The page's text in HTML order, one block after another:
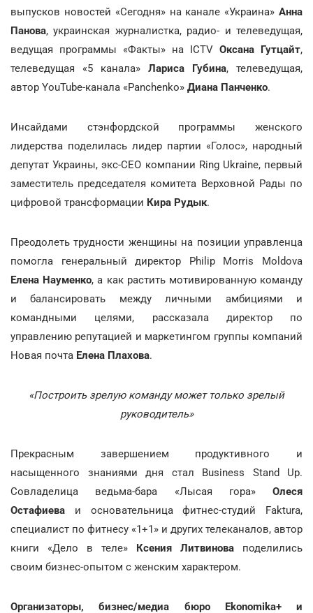
выпусков новостей «Сегодня» на канале «Украина» Анна
Панова, украинская журналистка, радио- и телеведущая,
ведущая программы «Факты» на ICTV Оксана Гутцайт,
телеведущая «5 канала» Лариса Губина, телеведущая,
автор YouTube-канала «Panchenko» Диана Панченко.
Инсайдами стэнфордской программы женского
лидерства поделилась лидер партии «Голос», народный
депутат Украины, экс-CEO компании Ring Ukraine, первый
заместитель председателя комитета Верховной Рады по
цифровой трансформации Кира Рудык.
Преодолеть трудности женщины на позиции управленца
помогла генеральный директор Philip Morris Moldova
Елена Науменко, а как растить мотивированную команду
и балансировать между личными амбициями и
командными целями, рассказала директор по
управлению репутацией и маркетингом группы компаний
Новая почта Елена Плахова.
«Построить зрелую команду может только зрелый
руководитель»
Прекрасным завершением продуктивного и
насыщенного знаниями дня стал Business Stand Up.
Совладелица ведьма-бара «Лысая гора» Олеся
Остафиева и основательница фитнес-студий Faktura,
специалист по фитнесу «1+1» и других телеканалов, автор
книги «Дело в теле» Ксения Литвинова поделились
своим бизнес-опытом с женским характером.
Организаторы, бизнес/медиа бюро Ekonomika+ и